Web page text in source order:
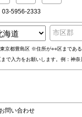
03-5956-2333
京都豊島区 ※住所が○○区まである
で入力をお願いします。例：神奈
お問い合わせ